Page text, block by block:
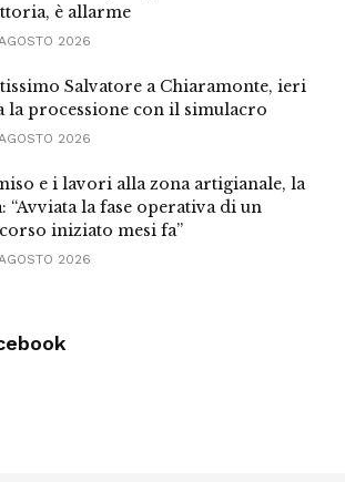
è allarme
2026
Salvatore a Chiaramonte, ieri
la processione con il simulacro
2026
e i lavori alla zona artigianale, la
“Avviata la fase operativa di un
iniziato mesi fa”
2026